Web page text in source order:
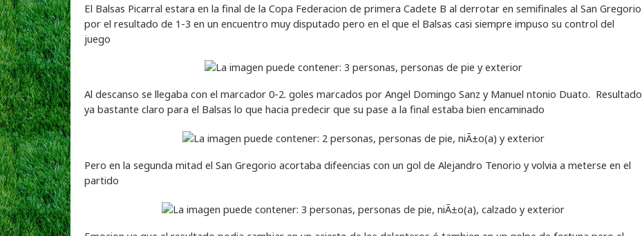
El Balsas Picarral estara en la final de la Copa Federacion de primera Cadete B al derrotar en semifinales al San Gregorio
por el resultado de 1-3 en un encuentro muy disputado pero en el que el Balsas casi siempre impuso su control del
juego
Al descanso se llegaba con el marcador 0-2. goles marcados por Angel Domingo Sanz y Manuel ntonio Duato. Resultado
ya bastante claro para el Balsas lo que hacia predecir que su pase a la final estaba bien encaminado
Pero en la segunda mitad el San Gregorio acortaba difeencias con un gol de Alejandro Tenorio y volvia a meterse en el
partido